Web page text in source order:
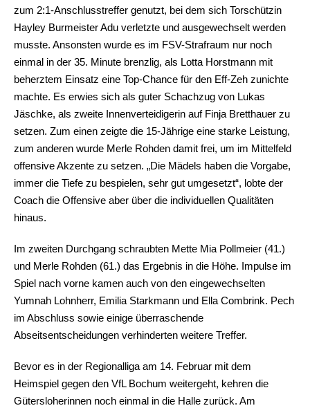
zum 2:1-Anschlusstreffer genutzt, bei dem sich Torschützin
Hayley Burmeister Adu verletzte und ausgewechselt werden
musste. Ansonsten wurde es im FSV-Strafraum nur noch
einmal in der 35. Minute brenzlig, als Lotta Horstmann mit
beherztem Einsatz eine Top-Chance für den Eff-Zeh zunichte
machte. Es erwies sich als guter Schachzug von Lukas
Jäschke, als zweite Innenverteidigerin auf Finja Bretthauer zu
setzen. Zum einen zeigte die 15-Jährige eine starke Leistung,
zum anderen wurde Merle Rohden damit frei, um im Mittelfeld
offensive Akzente zu setzen. „Die Mädels haben die Vorgabe,
immer die Tiefe zu bespielen, sehr gut umgesetzt“, lobte der
Coach die Offensive aber über die individuellen Qualitäten
hinaus.
Im zweiten Durchgang schraubten Mette Mia Pollmeier (41.)
und Merle Rohden (61.) das Ergebnis in die Höhe. Impulse im
Spiel nach vorne kamen auch von den eingewechselten
Yumnah Lohnherr, Emilia Starkmann und Ella Combrink. Pech
im Abschluss sowie einige überraschende
Abseitsentscheidungen verhinderten weitere Treffer.
Bevor es in der Regionalliga am 14. Februar mit dem
Heimspiel gegen den VfL Bochum weitergeht, kehren die
Gütersloherinnen noch einmal in die Halle zurück. Am